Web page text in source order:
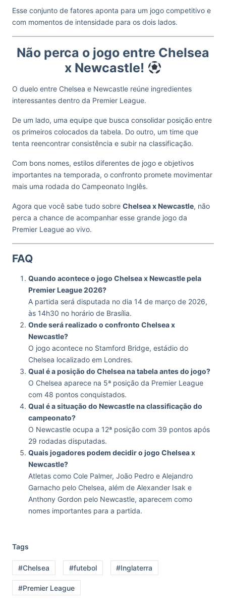
Esse conjunto de fatores aponta para um jogo competitivo e
com momentos de intensidade para os dois lados.
Não perca o jogo entre Chelsea
x Newcastle!
O duelo entre Chelsea e Newcastle reúne ingredientes
interessantes dentro da Premier League.
De um lado, uma equipe que busca consolidar posição entre
os primeiros colocados da tabela. Do outro, um time que
tenta reencontrar consistência e subir na classificação.
Com bons nomes, estilos diferentes de jogo e objetivos
importantes na temporada, o confronto promete movimentar
mais uma rodada do Campeonato Inglês.
Agora que você sabe tudo sobre Chelsea x Newcastle, não
perca a chance de acompanhar esse grande jogo da
Premier League ao vivo.
FAQ
Quando acontece o jogo Chelsea x Newcastle pela
Premier League 2026?
A partida será disputada no dia 14 de março de 2026,
às 14h30 no horário de Brasília.
Onde será realizado o confronto Chelsea x
Newcastle?
O jogo acontece no Stamford Bridge, estádio do
Chelsea localizado em Londres.
Qual é a posição do Chelsea na tabela antes do jogo?
O Chelsea aparece na 5ª posição da Premier League
com 48 pontos conquistados.
Qual é a situação do Newcastle na classificação do
campeonato?
O Newcastle ocupa a 12ª posição com 39 pontos após
29 rodadas disputadas.
Quais jogadores podem decidir o jogo Chelsea x
Newcastle?
Atletas como Cole Palmer, João Pedro e Alejandro
Garnacho pelo Chelsea, além de Alexander Isak e
Anthony Gordon pelo Newcastle, aparecem como
nomes importantes para a partida.
Tags
#Chelsea #futebol #Inglaterra
#Premier League